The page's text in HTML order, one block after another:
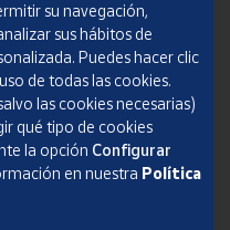
S.A., S.M.E. Todos los derechos
su navegación,
sus hábitos de
Puedes hacer clic
de todas las cookies.
las cookies necesarias)
qué tipo de cookies
la opción Configurar
en nuestra Política